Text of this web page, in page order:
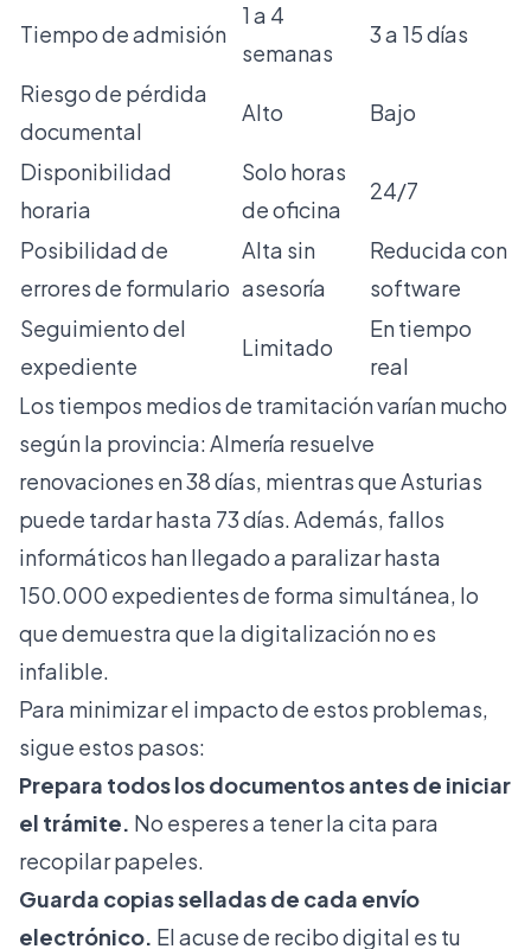
Tiempo de admisión
1 a 4
semanas
3 a 15 días
Riesgo de pérdida
documental
Alto Bajo
Disponibilidad
horaria
Solo horas
de oficina
24/7
Posibilidad de
errores de formulario
Alta sin
asesoría
Reducida con
software
Seguimiento del
expediente
Limitado
En tiempo
real
Los tiempos medios de tramitaciónvarían mucho
según la provincia: Almería resuelve
renovaciones en 38 días, mientras que Asturias
puede tardar hasta 73 días. Además, fallos
informáticos han llegado a paralizar hasta
150.000 expedientes de forma simultánea, lo
que demuestra que la digitalización no es
infalible.
Para minimizar el impacto de estos problemas,
sigue estos pasos:
Prepara todos los documentos antes de iniciar
el trámite. No esperes a tener la cita para
recopilar papeles.
Guarda copias selladas de cada envío
electrónico. El acuse de recibo digital es tu